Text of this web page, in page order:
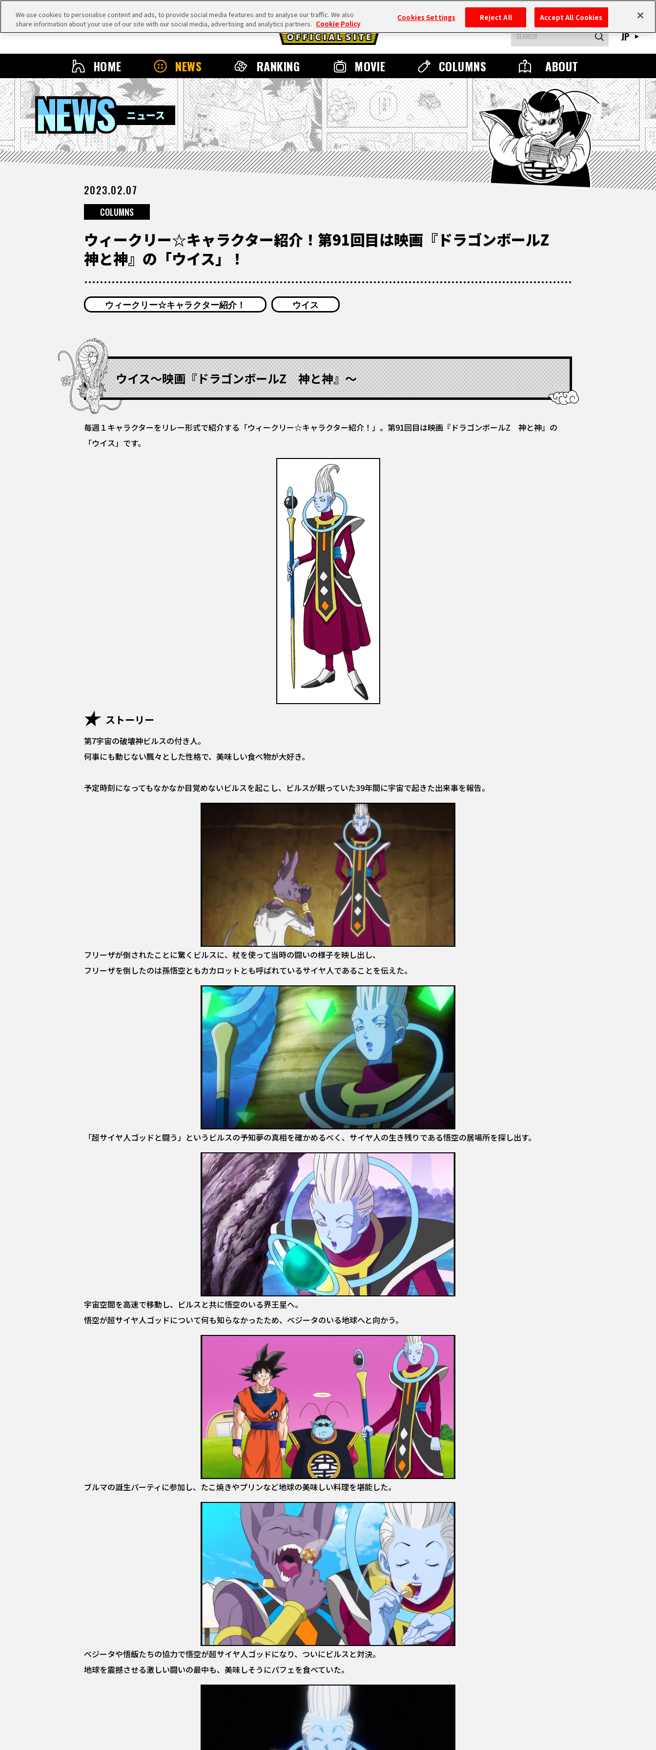
HOME NEWS RANKING MOVIE COLUMNS ABOUT
JP
NEWS
ニュース
2023.02.07
COLUMNS
ウィークリー☆キャラクター紹介！第91回目は映画『ドラゴンボールZ
神と神』の「ウイス」！
ウィークリー☆キャラクター紹介！ ウイス
ウイス〜映画『ドラゴンボールZ 神と神』〜
毎週１キャラクターをリレー形式で紹介する「ウィークリー☆キャラクター紹介！」。第91回目は映画『ドラゴンボールZ 神と神』の
「ウイス」です。
ストーリー
第7宇宙の破壊神ビルスの付き人。
何事にも動じない飄々とした性格で、美味しい食べ物が大好き。
予定時刻になってもなかなか目覚めないビルスを起こし、ビルスが眠っていた39年間に宇宙で起きた出来事を報告。
フリーザが倒されたことに驚くビルスに、杖を使って当時の闘いの様子を映し出し、
フリーザを倒したのは孫悟空ともカカロットとも呼ばれているサイヤ人であることを伝えた。
「超サイヤ人ゴッドと闘う」というビルスの予知夢の真相を確かめるべく、サイヤ人の生き残りである悟空の居場所を探し出す。
宇宙空間を高速で移動し、ビルスと共に悟空のいる界王星へ。
悟空が超サイヤ人ゴッドについて何も知らなかったため、ベジータのいる地球へと向かう。
ブルマの誕生パーティに参加し、たこ焼きやプリンなど地球の美味しい料理を堪能した。
ベジータや悟飯たちの協力で悟空が超サイヤ人ゴッドになり、ついにビルスと対決。
地球を震撼させる激しい闘いの最中も、美味しそうにパフェを食べていた。
We use cookies to personalise content and ads, to provide social media features and to analyse our traffic. We also
share information about your use of our site with our social media, advertising and analytics partners. Cookie Policy
Cookies Settings Reject All Accept All Cookies